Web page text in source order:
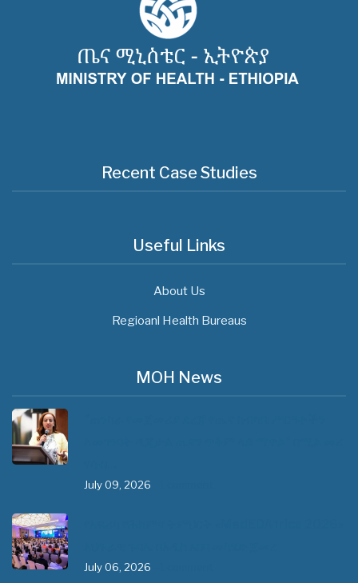
Recent Case Studies
Useful Links
About Us
Regioanl Health Bureaus
MOH News
July 09, 2026
July 06, 2026